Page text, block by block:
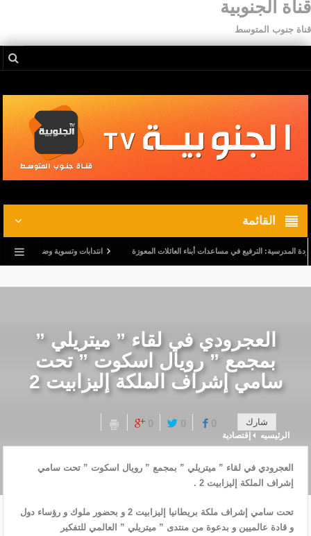
قناة الجنوبية
قناة جنوب المتوسط
القائمة
الترفيع في مساعدات أبناء العائلات المعوزة انتدابات وتسوية وضعيات.. وترفيع في
العجرودي في لقاء ” ميتريلي ”
بمجمع ” رويال اسكوت ” تحت
سامي إشراف الملكة إليزابيت 2
شارك
الرئيسيه إقتصادية
العجرودي في لقاء ” ميتريلي ” بمجمع ” رويال اسكوت ” تحت سامي
إشراف الملكة إليزابيت 2 .
تحت سامي إشراف ملكة بريطانيا إليزابيت 2 و بحضور ملوك و رؤساء دول
و قادة عالميين و بدعوة من منتدى ” ميتريلي ” العالمي للتفكير